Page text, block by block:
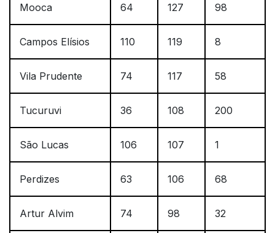
Mooca 64 127 98
Campos Elísios 110 119 8
Vila Prudente 74 117 58
Tucuruvi 36 108 200
São Lucas 106 107 1
Perdizes 63 106 68
Artur Alvim 74 98 32